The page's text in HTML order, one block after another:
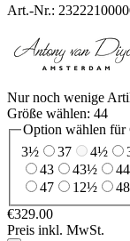
Art.-Nr.:
Nur noch wenige
Größe wählen: 44
Option wählen für
3½
37 4½
43
43½ 44
47
12½
€329.00
Preis inkl. MwSt.